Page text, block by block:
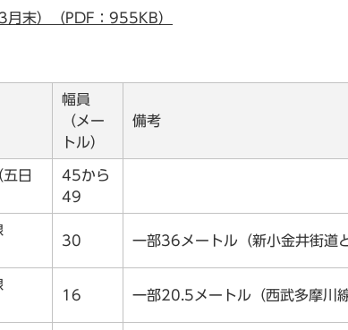
月末）（PDF：955KB）
幅員
（メー
トル）
備考
日
45から
49
30 一部36メートル（新小金井街道
16 一部20.5メートル（西武多摩川